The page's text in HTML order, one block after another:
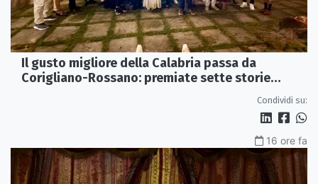
Il gusto migliore della Calabria passa da
Corigliano-Rossano: premiate sette storie
Condividi su:
16 ore fa